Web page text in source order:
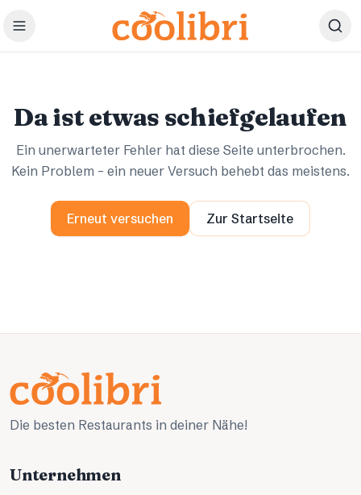
Zum Hauptinhalt springen
Da ist etwas schiefgelaufen
Ein unerwarteter Fehler hat diese Seite unterbrochen.
Kein Problem – ein neuer Versuch behebt das meistens.
Erneut versuchen Zur Startseite
Die besten Restaurants in deiner Nähe!
Unternehmen